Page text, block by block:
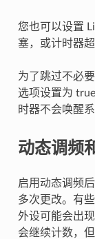
您也可以设置
塞，或计时器
为了跳过不必
选项设置为
时器不会唤醒
动态调频
启用动态调频
多次更改。有
外设可能会出
会继续计数，